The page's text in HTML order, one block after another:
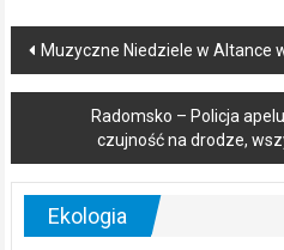
Post
navigation
Muzyczne Niedziele w Altance
Radomsko – Policja
czujność na drodze,
Ekologia